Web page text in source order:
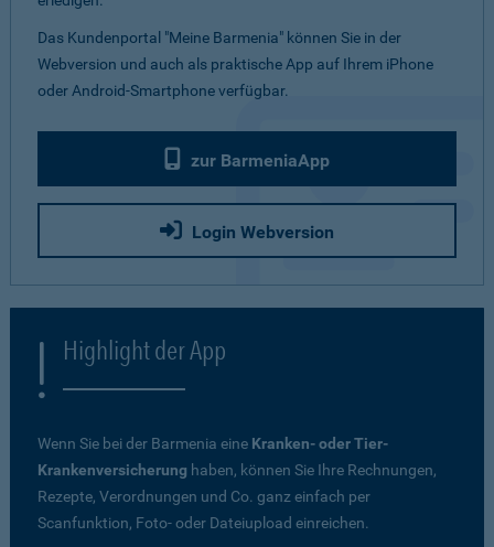
Das Kundenportal "Meine Barmenia" können Sie in der
Webversion und auch als praktische App auf Ihrem iPhone
oder Android-Smartphone verfügbar.
zur BarmeniaApp
Login Webversion
Highlight der App
Wenn Sie bei der Barmenia eine Kranken- oder Tier-
Krankenversicherung haben, können Sie Ihre Rechnungen,
Rezepte, Verordnungen und Co. ganz einfach per
Scanfunktion, Foto- oder Dateiupload einreichen.